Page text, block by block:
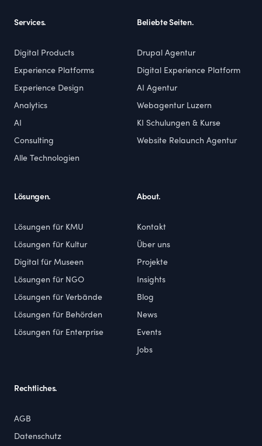
Services.
Digital Products
Experience Platforms
Experience Design
Analytics
AI
Consulting
Alle Technologien
Beliebte Seiten.
Drupal Agentur
Digital Experience Platform
AI Agentur
Webagentur Luzern
KI Schulungen & Kurse
Website Relaunch Agentur
Lösungen.
Lösungen für KMU
Lösungen für Kultur
Digital für Museen
Lösungen für NGO
Lösungen für Verbände
Lösungen für Behörden
Lösungen für Enterprise
About.
Kontakt
Über uns
Projekte
Insights
Blog
News
Events
Jobs
Rechtliches.
AGB
Datenschutz